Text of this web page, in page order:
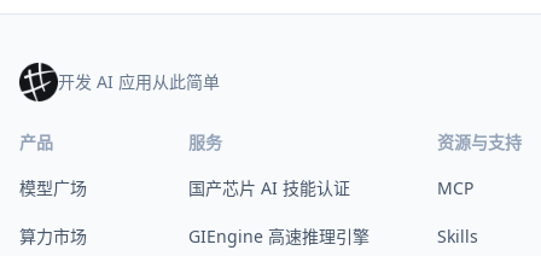
开发 AI 应用从此简单
产品
模型广场
算力市场
服务
国产芯片 AI 技能认证
GIEngine 高速推理引擎
资源与支持
MCP
Skills